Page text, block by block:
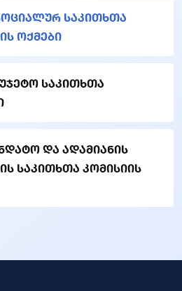
საკითხთა
ოქმები
საკითხთა
და ადამიანის
საკითხთა კომისიის